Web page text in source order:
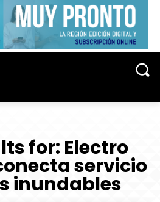
for: Electro
servicio
inundables